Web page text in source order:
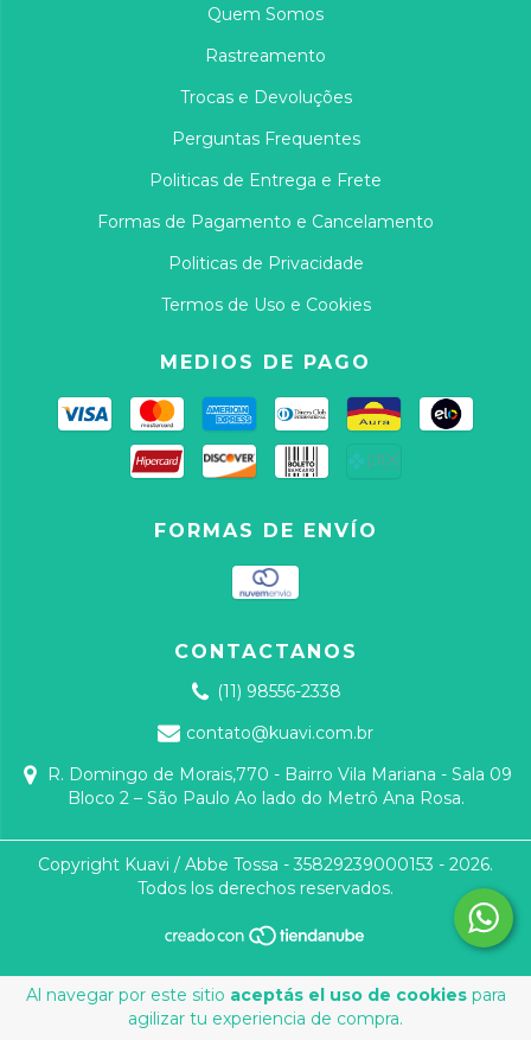
Al navegar por este sitio aceptás el uso de cookiespara
agilizar tu experiencia de compra.
Quem Somos
Rastreamento
Trocas e Devoluções
Perguntas Frequentes
Politicas de Entrega e Frete
Formas de Pagamento e Cancelamento
Politicas de Privacidade
Termos de Uso e Cookies
MEDIOS DE PAGO
FORMAS DE ENVÍO
CONTACTANOS
(11) 98556-2338
contato@kuavi.com.br
R. Domingo de Morais,770 - Bairro Vila Mariana - Sala 09
Bloco 2 – São Paulo Ao lado do Metrô Ana Rosa.
Copyright Kuavi / Abbe Tossa - 35829239000153 - 2026.
Todos los derechos reservados.